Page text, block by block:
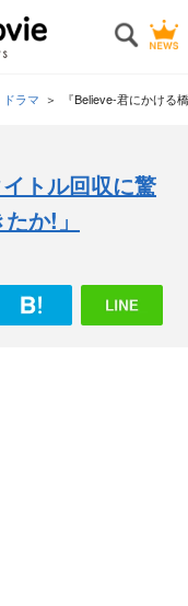
ドラマ 『Believe-君にかける
トル回収に驚
か!」